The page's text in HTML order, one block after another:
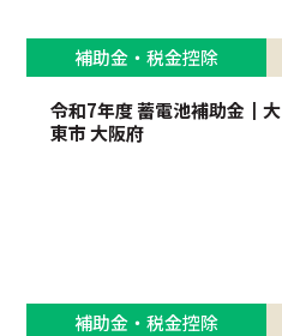
補助金・税金控除
令和7年度 蓄電池補助金┃大
東市 大阪府
補助金・税金控除